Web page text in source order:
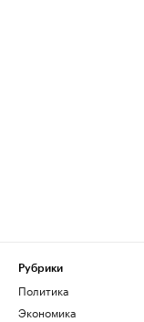
Рубрики
Политика
Экономика